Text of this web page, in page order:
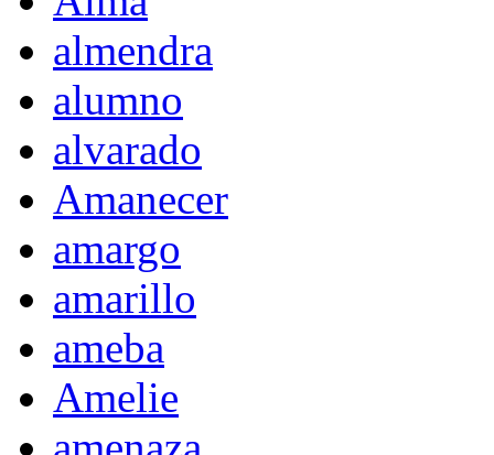
almendra
alumno
alvarado
Amanecer
amargo
amarillo
ameba
Amelie